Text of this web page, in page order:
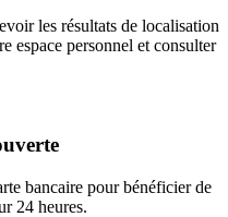
les résultats de localisation
espace personnel et consulter
bancaire pour bénéficier de
24 heures.